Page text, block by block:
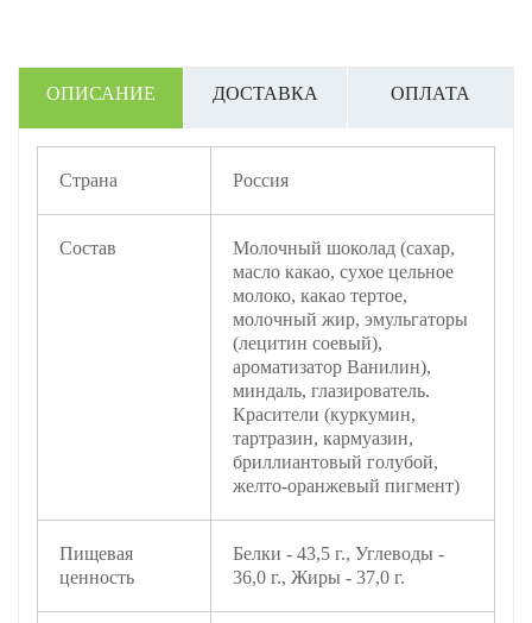
ОПИСАНИЕ ДОСТАВКА ОПЛАТА
Страна Россия
Состав
Молочный шоколад (сахар,
масло какао, сухое цельное
молоко, какао тертое,
молочный жир, эмульгаторы
(лецитин соевый),
ароматизатор Ванилин),
миндаль, глазирователь.
Красители (куркумин,
тартразин, кармуазин,
бриллиантовый голубой,
желто-оранжевый пигмент)
Пищевая
ценность
Белки - 43,5 г., Углеводы -
36,0 г., Жиры - 37,0 г.